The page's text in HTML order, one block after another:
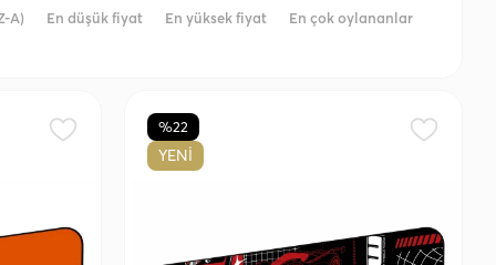
A) En düşük fiyat En yüksek fiyat En çok oylananlar
%22
YENİ